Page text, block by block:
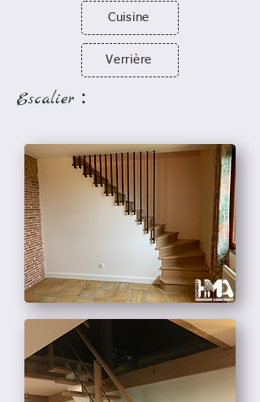
Escalier :
Cuisine
Verrière